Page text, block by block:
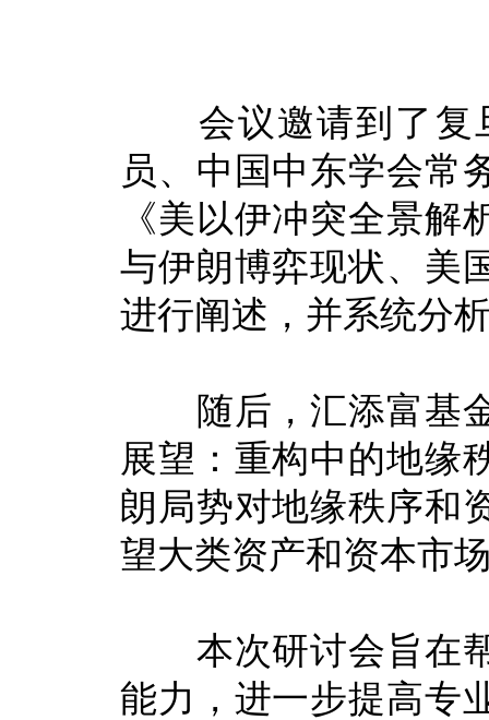
会议邀请到了复旦
员、中国中东学会常
《美以伊冲突全景
与伊朗博弈现状、美
进行阐述，并系统分
随后，汇添富基金
展望：重构中的地缘
朗局势对地缘秩序和
望大类资产和资本市
本次研讨会旨在帮
能力，进一步提高专